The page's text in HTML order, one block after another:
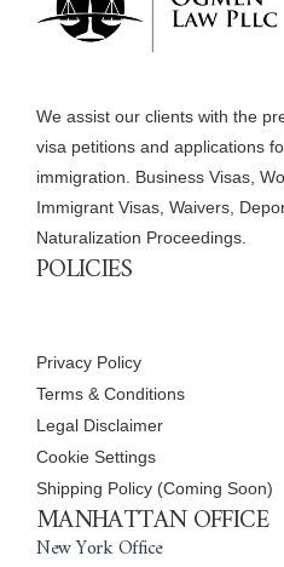
We assist our clients with the
visa petitions and applications
immigration. Business Visas,
Immigrant Visas, Waivers,
Naturalization Proceedings.
POLICIES
Privacy Policy
Terms & Conditions
Legal Disclaimer
Cookie Settings
Shipping Policy (Coming Soon)
MANHATTAN OFFICE
New York Office